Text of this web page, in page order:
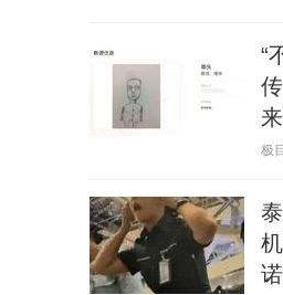
“
极